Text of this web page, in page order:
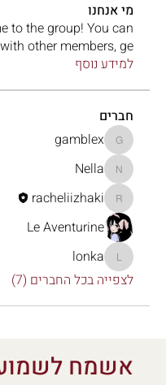
מי אנחנו
to the group! You can
other members, ge
למידע נוסף
חברים
gamblex
gamblex
Nella
Nella
racheliizhaki
racheliizhaki
Le Aventurine
lonka
lonka
לצפייה בכל החברים (7)
אשמח